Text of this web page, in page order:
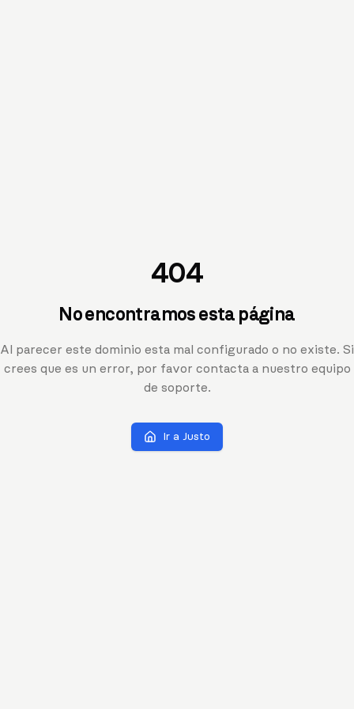
404
No encontramos esta página
Al parecer este dominio esta mal configurado o no existe. Si
crees que es un error, por favor contacta a nuestro equipo
de soporte.
Ir a Justo